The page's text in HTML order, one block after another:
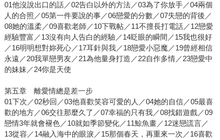
01他沒說出口的話／02告白以外的方法／03為了你放手／04兩個
人的合照／05第一件要說的事／06戀愛的分數／07失戀的背後／
08她的溫柔／09喜歡老師／10下戰帖／11不擅長打電話／12戀愛
經驗豐富／13沒有向人告白的經驗／14眨眼的瞬間／15我也很好
／16明明想對妳死心／17耳針與我／18戀愛小惡魔／19曾經相信
永遠／20我單戀男友／21為他量身打造／22自作多情／23戀愛中
的妹妹／24你是天使
第五章 離愛情總是差一步
01下次／02秒回／03他喜歡笑容可愛的人／04她的自信／05最喜
歡的地方／06交往那麼久了／07幸福的只有我／08找錯遊戲／09
戀情3年就會褪色／10就如季節變化／11鯨魚畫／12迷戀謊言／
13從容／14融入海中的眼淚／15那個春天，再重來一次／16喜歡